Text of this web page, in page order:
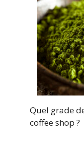
Quel grade
coffee shop ?